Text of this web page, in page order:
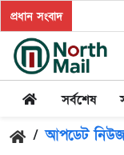
প্রধান সংবাদ
সর্বশেষ
/ আপডেট